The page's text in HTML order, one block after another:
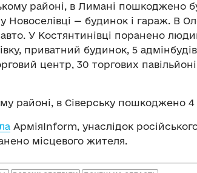
районі, в Лимані пошкоджено
Новоселівці — будинок і гараж. В
У Костянтинівці поранено
приватний будинок, 5
центр, 30 торгових
районі, в Сіверську пошкоджено
АрміяInform, унаслідок
місцевого жителя.